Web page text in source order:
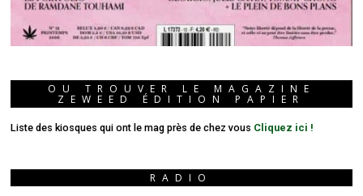
OU TROUVER LE MAGAZINE
ZEWEED ÉDITION PAPIER
Liste des kiosques qui ont le mag près de chez vous Cliquez ici !
RADIO